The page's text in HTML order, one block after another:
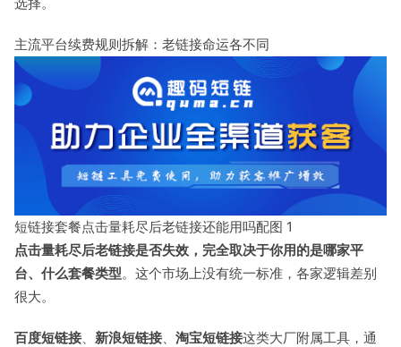
主流平台续费规则拆解：老链接命运各不同
短链接套餐点击量耗尽后老链接还能用吗配图 1
点击量耗尽后老链接是否失效，完全取决于你用的是哪家平
台、什么套餐类型。这个市场上没有统一标准，各家逻辑差别
很大。
百度短链接、 新浪短链接、 淘宝短链接这类大厂附属工具，通